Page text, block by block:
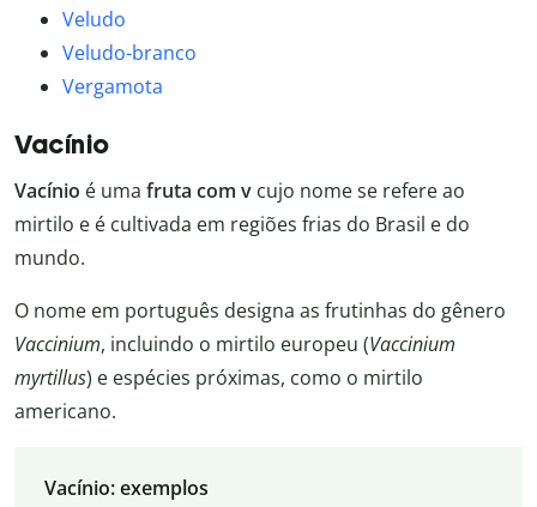
Veludo
Veludo-branco
Vergamota
Vacínio
Vacínio é uma fruta com v cujo nome se refere ao
mirtilo e é cultivada em regiões frias do Brasil e do
mundo.
O nome em português designa as frutinhas do gênero
Vaccinium, incluindo o mirtilo europeu (Vaccinium
myrtillus) e espécies próximas, como o mirtilo
americano.
Vacínio: exemplos